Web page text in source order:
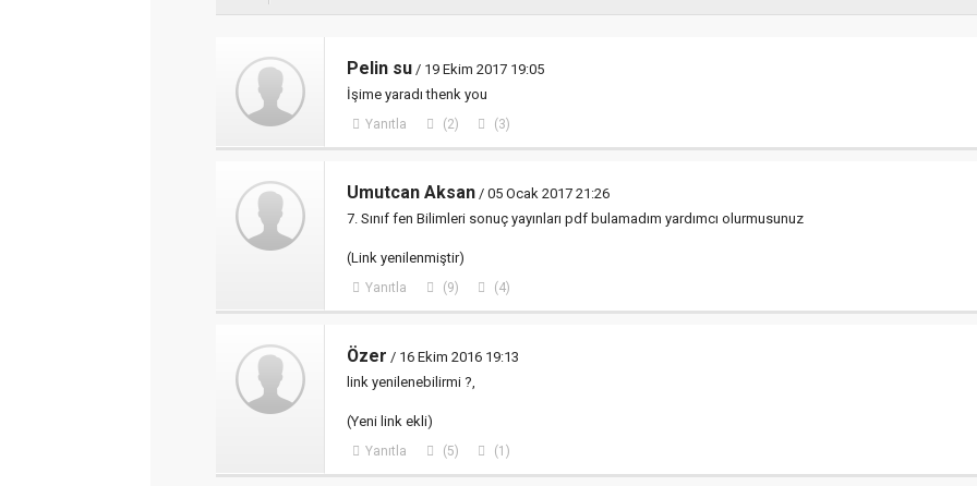
Pelin su / 19 Ekim 2017 19:05
İşime yaradı thenk you
Yanıtla (2) (3)
Umutcan Aksan / 05 Ocak 2017 21:26
7. Sınıf fen Bilimleri sonuç yayınları pdf bulamadım yardımcı olurmusunuz
(Link yenilenmiştir)
Yanıtla (9) (4)
Özer / 16 Ekim 2016 19:13
link yenilenebilirmi ?,
(Yeni link ekli)
Yanıtla (5) (1)